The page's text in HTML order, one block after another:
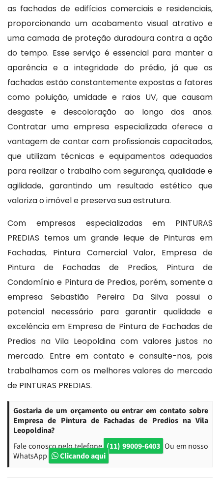
as fachadas de edifícios comerciais e residenciais,
proporcionando um acabamento visual atrativo e
uma camada de proteção duradoura contra a ação
do tempo. Esse serviço é essencial para manter a
aparência e a integridade do prédio, já que as
fachadas estão constantemente expostas a fatores
como poluição, umidade e raios UV, que causam
desgaste e descoloração ao longo dos anos.
Contratar uma empresa especializada oferece a
vantagem de contar com profissionais capacitados,
que utilizam técnicas e equipamentos adequados
para realizar o trabalho com segurança, qualidade e
agilidade, garantindo um resultado estético que
valoriza o imóvel e preserva sua estrutura.
Com empresas especializadas em PINTURAS
PREDIAS temos um grande leque de Pinturas em
Fachadas, Pintura Comercial Valor, Empresa de
Pintura de Fachadas de Predios, Pintura de
Condomínio e Pintura de Predios, porém, somente a
empresa Sebastião Pereira Da Silva possui o
potencial necessário para garantir qualidade e
excelência em Empresa de Pintura de Fachadas de
Predios na Vila Leopoldina com valores justos no
mercado. Entre em contato e consulte-nos, pois
trabalhamos com os melhores valores do mercado
de PINTURAS PREDIAS.
Gostaria de um orçamento ou entrar em contato sobre
Empresa de Pintura de Fachadas de Predios na Vila
Leopoldina?
Fale conosco pelo telefone (11) 99009-6403 Ou em nosso
WhatsApp
Clicando aqui